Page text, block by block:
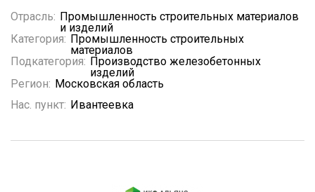
Отрасль: Промышленность строительных материалов
и изделий
Категория: Промышленность строительных
материалов
Подкатегория: Производство железобетонных
изделий
Регион: Московская область
Нас. пункт: Ивантеевка